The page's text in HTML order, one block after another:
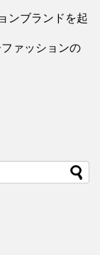
ンブランドを起
ァッションの